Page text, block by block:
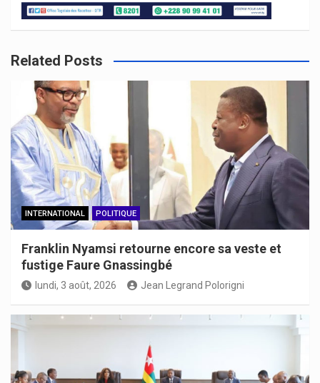
Related Posts
INTERNATIONAL POLITIQUE
Franklin Nyamsi retourne encore sa veste et
fustige Faure Gnassingbé
lundi, 3 août, 2026 Jean Legrand Polorigni